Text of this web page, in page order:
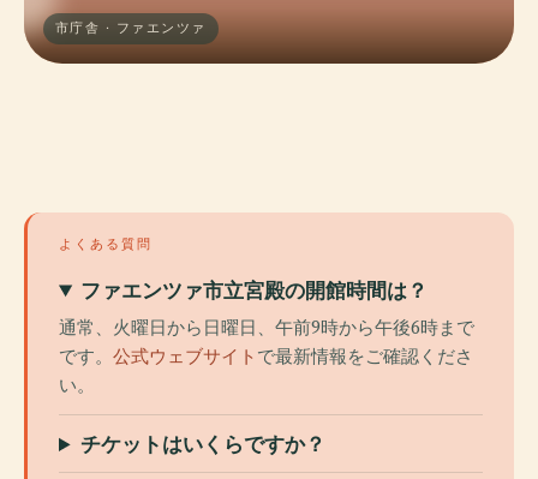
市庁舎 · ファエンツァ
よくある質問
ファエンツァ市立宮殿の開館時間は？
通常、火曜日から日曜日、午前9時から午後6時まで
です。 公式ウェブサイトで最新情報をご確認くださ
い。
チケットはいくらですか？